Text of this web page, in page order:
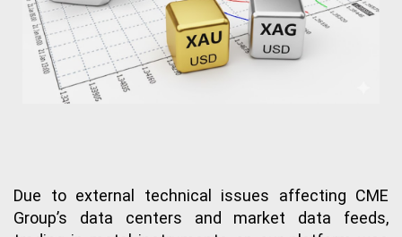
Due to external technical issues affecting CME
Group’s data centers and market data feeds,